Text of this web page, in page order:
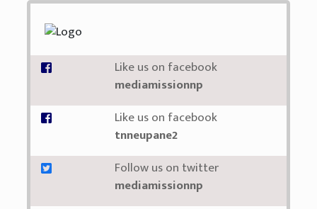
Like us on facebook
mediamissionnp
Like us on facebook
tnneupane2
Follow us on twitter
mediamissionnp